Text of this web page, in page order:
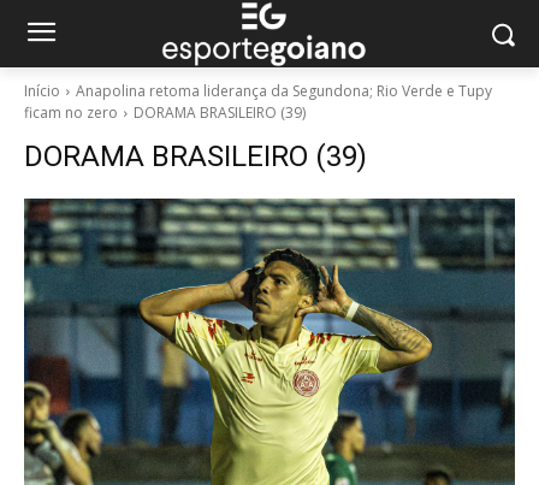
Início
Anapolina retoma liderança da Segundona; Rio Verde e Tupy
ficam no zero
DORAMA BRASILEIRO (39)
DORAMA BRASILEIRO (39)